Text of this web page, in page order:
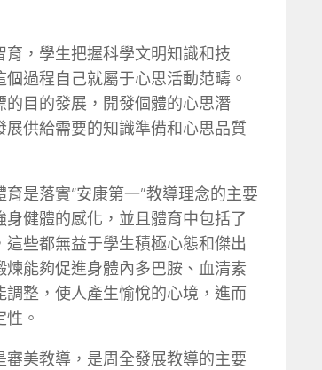
，學生把握科學文明知識和技
過程自己就屬于心思活動范疇。
目的發展，開發個體的心思潛
供給需要的知識準備和心思品質
是落實“安康第一”教導理念的主要
健體的感化，並且體育中包括了
些都無益于學生積極心態和傑出
能夠促進身體內多巴胺、血清素
整，使人產生愉悅的心境，進而
。
美教導，是周全發展教導的主要